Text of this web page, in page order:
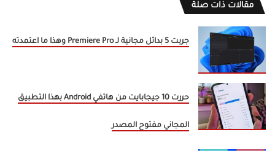
مقالات ذات صلة
جربت 5 بدائل مجانية لـ Premiere Pro وهذا ما اعتمدته
حررت 10 جيجابايت من هاتفي Android بهذا التطبيق
المجاني مفتوح المصدر